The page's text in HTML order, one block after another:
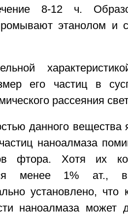
8-12 ч.
этанолом и
его частиц в
рассеяния
данного вещества
наноалмаза
фтора. Хотя их
менее 1% ат., в
установлено, что
наноалмаза может